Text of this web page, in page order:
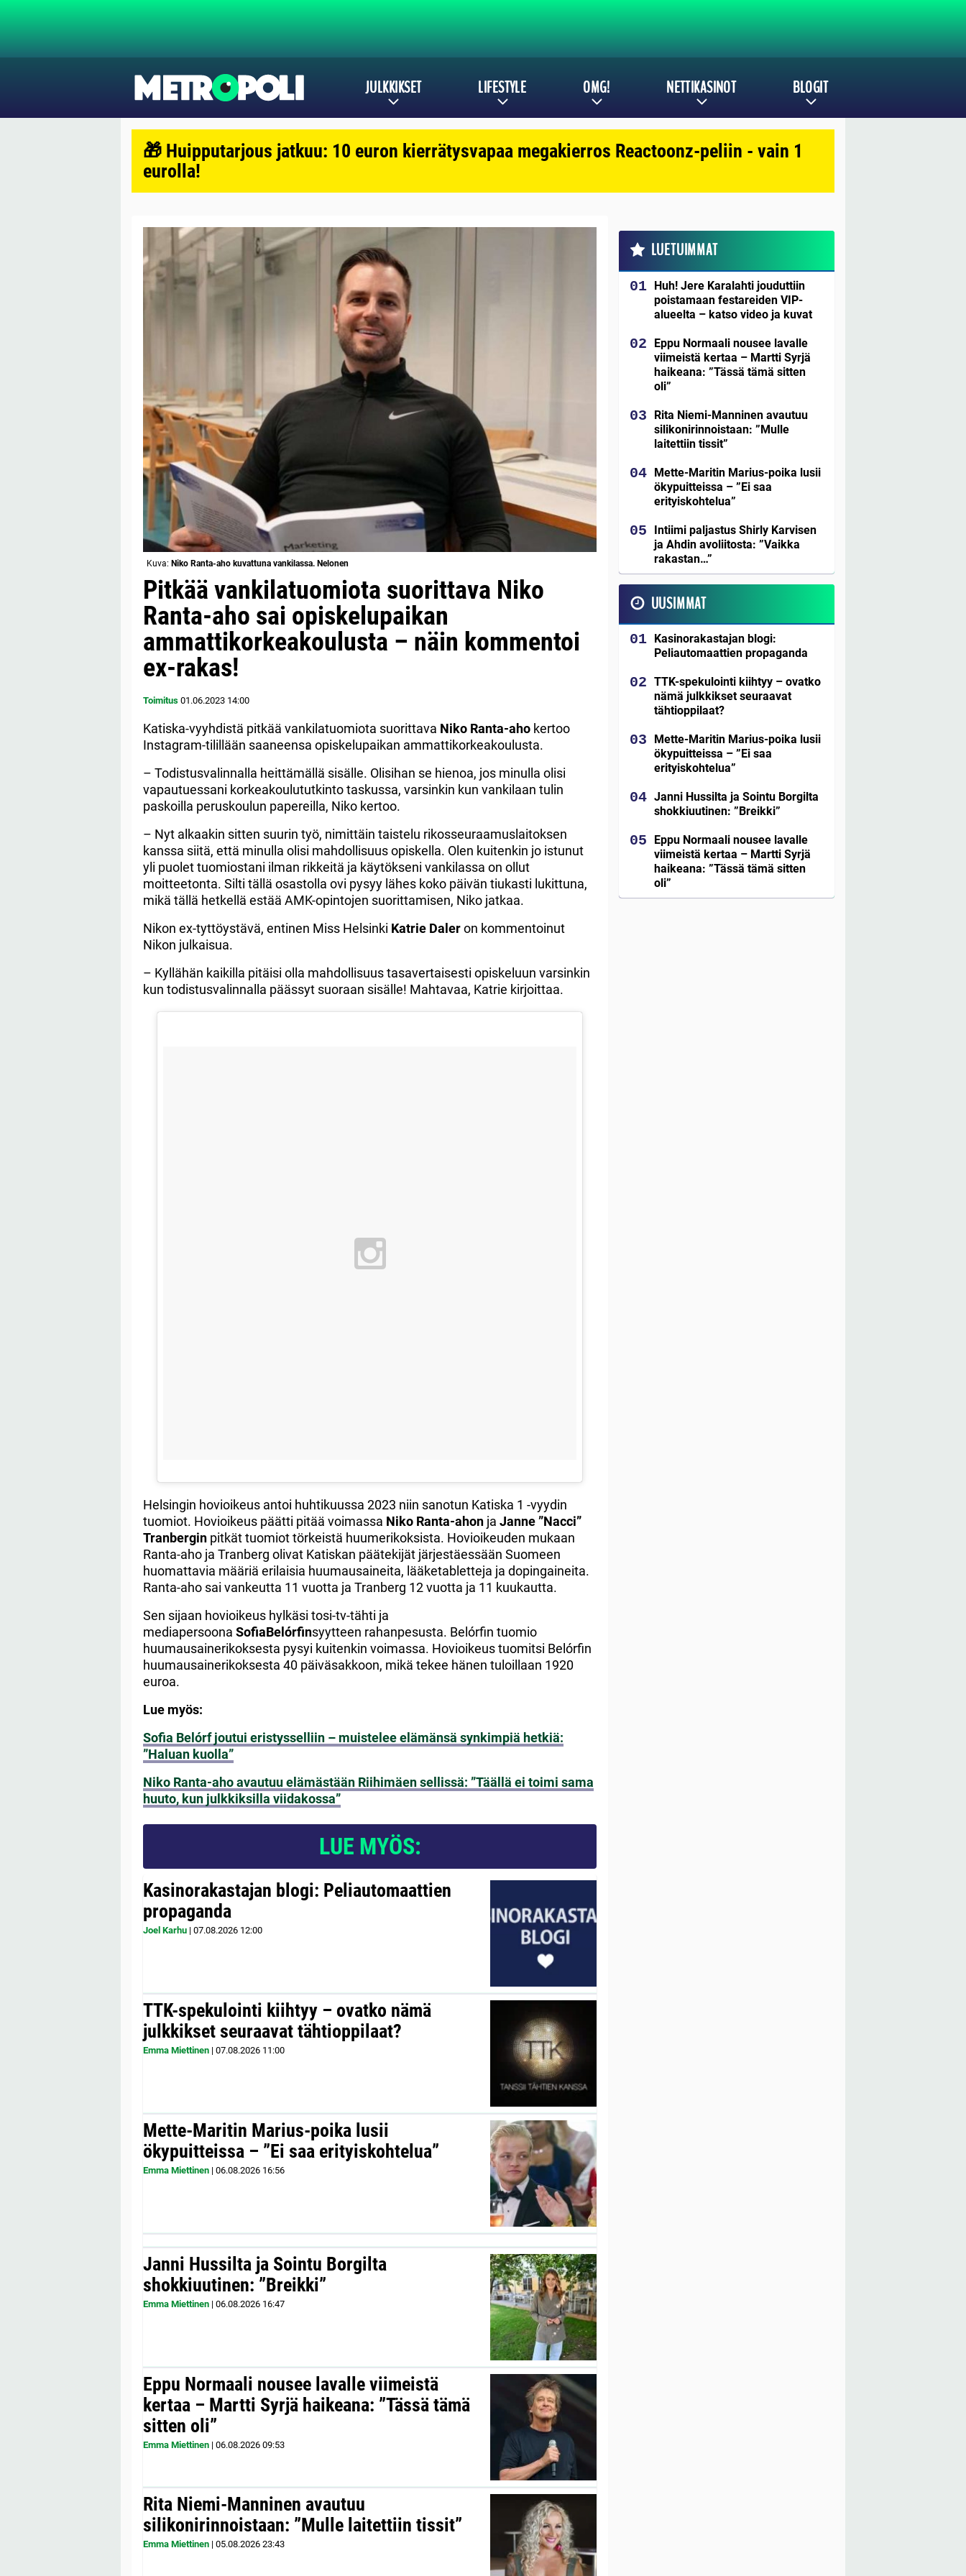
JULKKIKSET LIFESTYLE OMG! NETTIKASINOT BLOGIT
🎁 Huipputarjous jatkuu: 10 euron kierrätysvapaa megakierros Reactoonz-peliin - vain 1
eurolla!
Kuva: Niko Ranta-aho kuvattuna vankilassa. Nelonen
Pitkää vankilatuomiota suorittava Niko
Ranta-aho sai opiskelupaikan
ammattikorkeakoulusta – näin kommentoi
ex-rakas!
Toimitus 01.06.2023 14:00
Katiska-vyyhdistä pitkää vankilatuomiota suorittava Niko Ranta-aho kertoo
Instagram-tilillään saaneensa opiskelupaikan ammattikorkeakoulusta.
– Todistusvalinnalla heittämällä sisälle. Olisihan se hienoa, jos minulla olisi
vapautuessani korkeakoulututkinto taskussa, varsinkin kun vankilaan tulin
paskoilla peruskoulun papereilla, Niko kertoo.
– Nyt alkaakin sitten suurin työ, nimittäin taistelu rikosseuraamuslaitoksen
kanssa siitä, että minulla olisi mahdollisuus opiskella. Olen kuitenkin jo istunut
yli puolet tuomiostani ilman rikkeitä ja käytökseni vankilassa on ollut
moitteetonta. Silti tällä osastolla ovi pysyy lähes koko päivän tiukasti lukittuna,
mikä tällä hetkellä estää AMK-opintojen suorittamisen, Niko jatkaa.
Nikon ex-tyttöystävä, entinen Miss Helsinki Katrie Daleron kommentoinut
Nikon julkaisua.
– Kyllähän kaikilla pitäisi olla mahdollisuus tasavertaisesti opiskeluun varsinkin
kun todistusvalinnalla päässyt suoraan sisälle! Mahtavaa, Katrie kirjoittaa.
Helsingin hovioikeus antoi huhtikuussa 2023 niin sanotun Katiska 1 -vyydin
tuomiot. Hovioikeus päätti pitää voimassa Niko Ranta-ahon ja Janne ”Nacci”
Tranbergin pitkät tuomiot törkeistä huumerikoksista. Hovioikeuden mukaan
Ranta-aho ja Tranberg olivat Katiskan päätekijät järjestäessään Suomeen
huomattavia määriä erilaisia huumausaineita, lääketabletteja ja dopingaineita.
Ranta-aho sai vankeutta 11 vuotta ja Tranberg 12 vuotta ja 11 kuukautta.
Sen sijaan hovioikeus hylkäsi tosi-tv-tähti ja
mediapersoona SofiaBelórfinsyytteen rahanpesusta. Belórfin tuomio
huumausainerikoksesta pysyi kuitenkin voimassa. Hovioikeus tuomitsi Belórfin
huumausainerikoksesta 40 päiväsakkoon, mikä tekee hänen tuloillaan 1920
euroa.
Lue myös:
Sofia Belórf joutui eristysselliin – muistelee elämänsä synkimpiä hetkiä:
”Haluan kuolla”
Niko Ranta-aho avautuu elämästään Riihimäen sellissä: ”Täällä ei toimi sama
huuto, kun julkkiksilla viidakossa”
LUE MYÖS:
Kasinorakastajan blogi: Peliautomaattien
propaganda
Joel Karhu | 07.08.2026 12:00
TTK-spekulointi kiihtyy – ovatko nämä
julkkikset seuraavat tähtioppilaat?
Emma Miettinen | 07.08.2026 11:00
Mette-Maritin Marius-poika lusii
ökypuitteissa – ”Ei saa erityiskohtelua”
Emma Miettinen | 06.08.2026 16:56
Janni Hussilta ja Sointu Borgilta
shokkiuutinen: ”Breikki”
Emma Miettinen | 06.08.2026 16:47
Eppu Normaali nousee lavalle viimeistä
kertaa – Martti Syrjä haikeana: ”Tässä tämä
sitten oli”
Emma Miettinen | 06.08.2026 09:53
Rita Niemi-Manninen avautuu
silikonirinnoistaan: ”Mulle laitettiin tissit”
Emma Miettinen | 05.08.2026 23:43
LUETUIMMAT
Huh! Jere Karalahti jouduttiin
poistamaan festareiden VIP-
alueelta – katso video ja kuvat
Eppu Normaali nousee lavalle
viimeistä kertaa – Martti Syrjä
haikeana: ”Tässä tämä sitten
oli”
Rita Niemi-Manninen avautuu
silikonirinnoistaan: ”Mulle
laitettiin tissit”
Mette-Maritin Marius-poika lusii
ökypuitteissa – ”Ei saa
erityiskohtelua”
Intiimi paljastus Shirly Karvisen
ja Ahdin avoliitosta: ”Vaikka
rakastan…”
UUSIMMAT
Kasinorakastajan blogi:
Peliautomaattien propaganda
TTK-spekulointi kiihtyy – ovatko
nämä julkkikset seuraavat
tähtioppilaat?
Mette-Maritin Marius-poika lusii
ökypuitteissa – ”Ei saa
erityiskohtelua”
Janni Hussilta ja Sointu Borgilta
shokkiuutinen: ”Breikki”
Eppu Normaali nousee lavalle
viimeistä kertaa – Martti Syrjä
haikeana: ”Tässä tämä sitten
oli”